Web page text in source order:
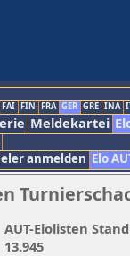
FAI FIN FRA GER GRE INA
Meldekartei
anmelden Elo
AUT-Elolisten
13.945